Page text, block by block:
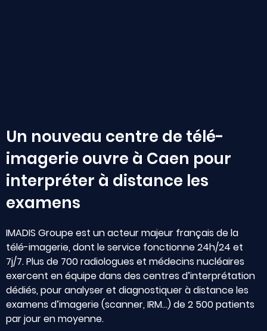
Un nouveau centre de télé-
imagerie ouvre à Caen pour
interpréter à distance les
examens
IMADIS Groupe est un acteur majeur français de la
télé-imagerie, dont le service fonctionne 24h/24 et
7j/7. Plus de 700 radiologues et médecins nucléaires
exercent en équipe dans des centres d’interprétation
dédiés, pour analyser et diagnostiquer à distance les
examens d’imagerie (scanner, IRM…) de 2 500 patients
par jour en moyenne.